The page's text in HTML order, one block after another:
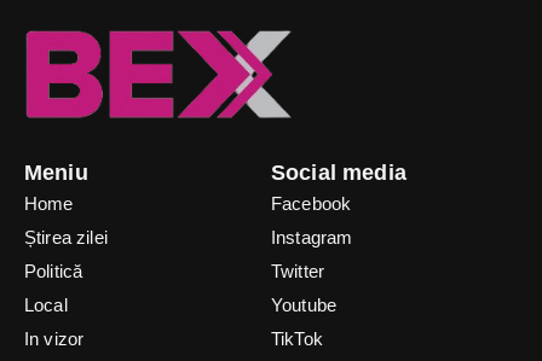
Meniu
Home
Știrea zilei
Politică
Local
In vizor
Social media
Facebook
Instagram
Twitter
Youtube
TikTok